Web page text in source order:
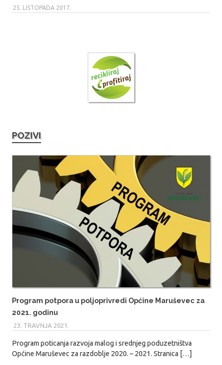
25. LISTOPADA 2017.
POZIVI
Program potpora u poljoprivredi Općine Maruševec za
2021. godinu
23. TRAVNJA 2021.
Program poticanja razvoja malog i srednjeg poduzetništva
Općine Maruševec za razdoblje 2020. – 2021. Stranica […]